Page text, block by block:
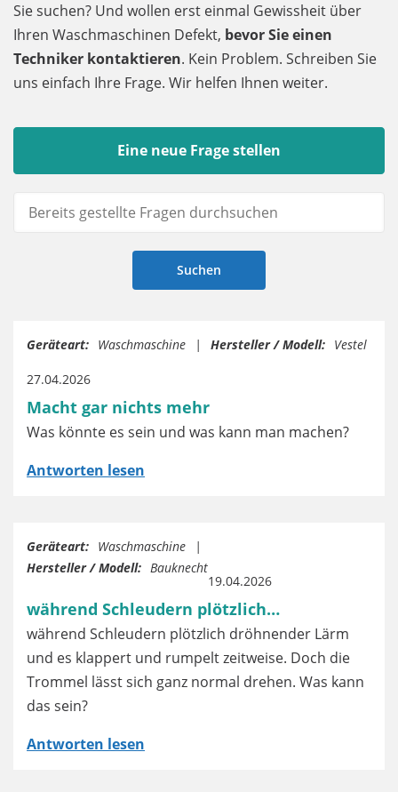
Sie suchen? Und wollen erst einmal Gewissheit über
Ihren Waschmaschinen Defekt, bevor Sie einen
Techniker kontaktieren. Kein Problem. Schreiben Sie
uns einfach Ihre Frage. Wir helfen Ihnen weiter.
Eine neue Frage stellen
Geräteart: Waschmaschine Hersteller / Modell: Vestel
27.04.2026
Macht gar nichts mehr
Was könnte es sein und was kann man machen?
Antworten lesen
Geräteart: Waschmaschine
Hersteller / Modell: Bauknecht
19.04.2026
während Schleudern plötzlich…
während Schleudern plötzlich dröhnender Lärm
und es klappert und rumpelt zeitweise. Doch die
Trommel lässt sich ganz normal drehen. Was kann
das sein?
Antworten lesen